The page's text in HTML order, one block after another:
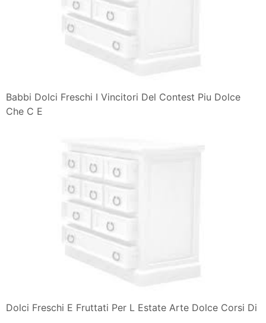
Babbi Dolci Freschi I Vincitori Del Contest Piu Dolce
Che C E
Dolci Freschi E Fruttati Per L Estate Arte Dolce Corsi Di